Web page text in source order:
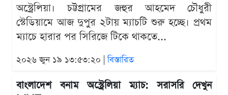
অস্ট্রেলিয়া। চট্টগ্রামের জহুর আহমেদ চৌধুরী
স্টেডিয়ামে আজ দুপুর ২টায় ম্যাচটি শুরু হচ্ছে। প্রথম
ম্যাচে হারার পর সিরিজে টিকে থাকতে...
২০২৬ জুন ১৯ ১৩:৫৩:২০ |বিস্তারিত
বাংলাদেশ বনাম অস্ট্রেলিয়া ম্যাচ: সরাসরি দেখুন